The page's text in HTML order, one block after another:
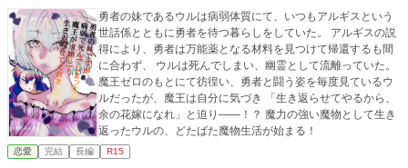
勇者の妹であるウルは病弱体質にて、いつもアルギスという
世話係とともに勇者を待つ暮らしをしていた。 アルギスの説
得により、勇者は万能薬となる材料を見つけて帰還するも間
に合わず、 ウルは死んでしまい、幽霊として流離っていた。
魔王ゼロのもとにて彷徨い、勇者と闘う姿を毎度見ているウ
ルだったが、魔王は自分に気づき 「生き返らせてやるから、
余の花嫁になれ」と迫り――！？ 魔力の強い魔物として生き
返ったウルの、どたばた魔物生活が始まる！
恋愛 完結 長編 R15